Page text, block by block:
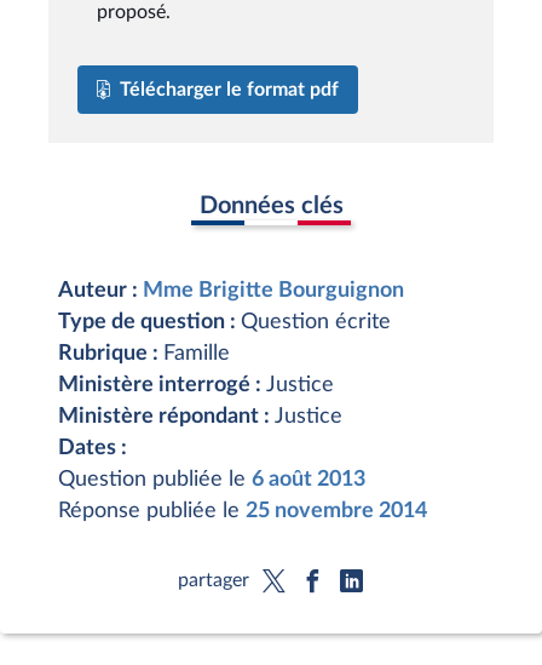
proposé.
Télécharger le format pdf
Données clés
Auteur : Mme Brigitte Bourguignon
Type de question : Question écrite
Rubrique : Famille
Ministère interrogé : Justice
Ministère répondant : Justice
Dates :
Question publiée le 6 août 2013
Réponse publiée le 25 novembre 2014
partager